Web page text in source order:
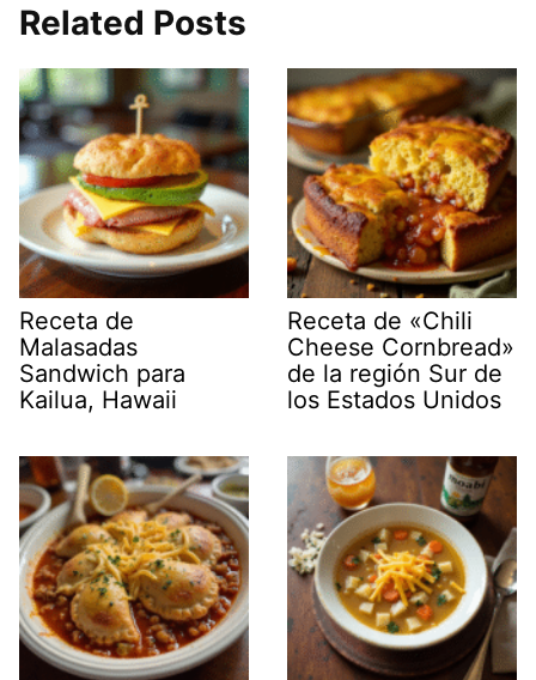
Related Posts
Receta de
Malasadas
Sandwich para
Kailua, Hawaii
Receta de «Chili
Cheese Cornbread»
de la región Sur de
los Estados Unidos